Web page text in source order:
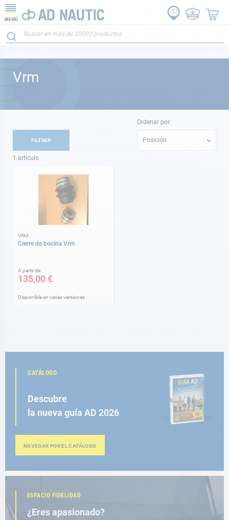
MENÚ
Vrm
1 artículo
Ordenar por:
Posición
VRM
Cierre de bocina Vrm
A partir de
135,00 €
Disponible en varias versiones
FILTRER
CATÁLOGO
Descubre
la nueva guía AD 2026
NAVEGAR POR EL CATÁLOGO
ESPACIO FIDELIDAD
¿Eres apasionado?